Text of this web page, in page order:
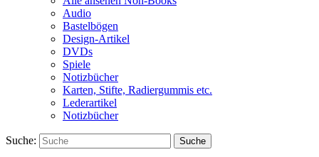
Audio
Bastelbögen
Design-Artikel
DVDs
Spiele
Notizbücher
Karten, Stifte, Radiergummis etc.
Lederartikel
Notizbücher
Suche: Suche